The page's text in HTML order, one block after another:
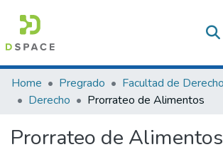
Communities & Collections
All of DSpace
Statistics
Home Pregrado
Derecho
Prorrateo de Alimentos
Prorrateo de Alimentos